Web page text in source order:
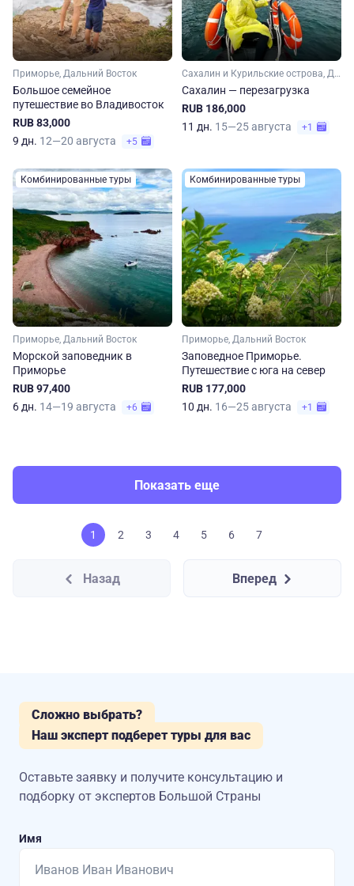
Приморье, Дальний Восток
Большое семейное
путешествие во Владивосток
RUB 83,000
9 дн. 12—20 августа +5
Сахалин и Курильские острова, Дальний Восток
Сахалин — перезагрузка
RUB 186,000
11 дн. 15—25 августа +1
Комбинированные туры
Приморье, Дальний Восток
Морской заповедник в
Приморье
RUB 97,400
6 дн. 14—19 августа +6
Комбинированные туры
Приморье, Дальний Восток
Заповедное Приморье.
Путешествие с юга на север
RUB 177,000
10 дн. 16—25 августа +1
Показать еще
1 2 3 4 5 6 7
Назад Вперед
Сложно выбрать?
Наш эксперт подберет туры для вас
Оставьте заявку и получите консультацию и
подборку от экспертов Большой Страны
Имя